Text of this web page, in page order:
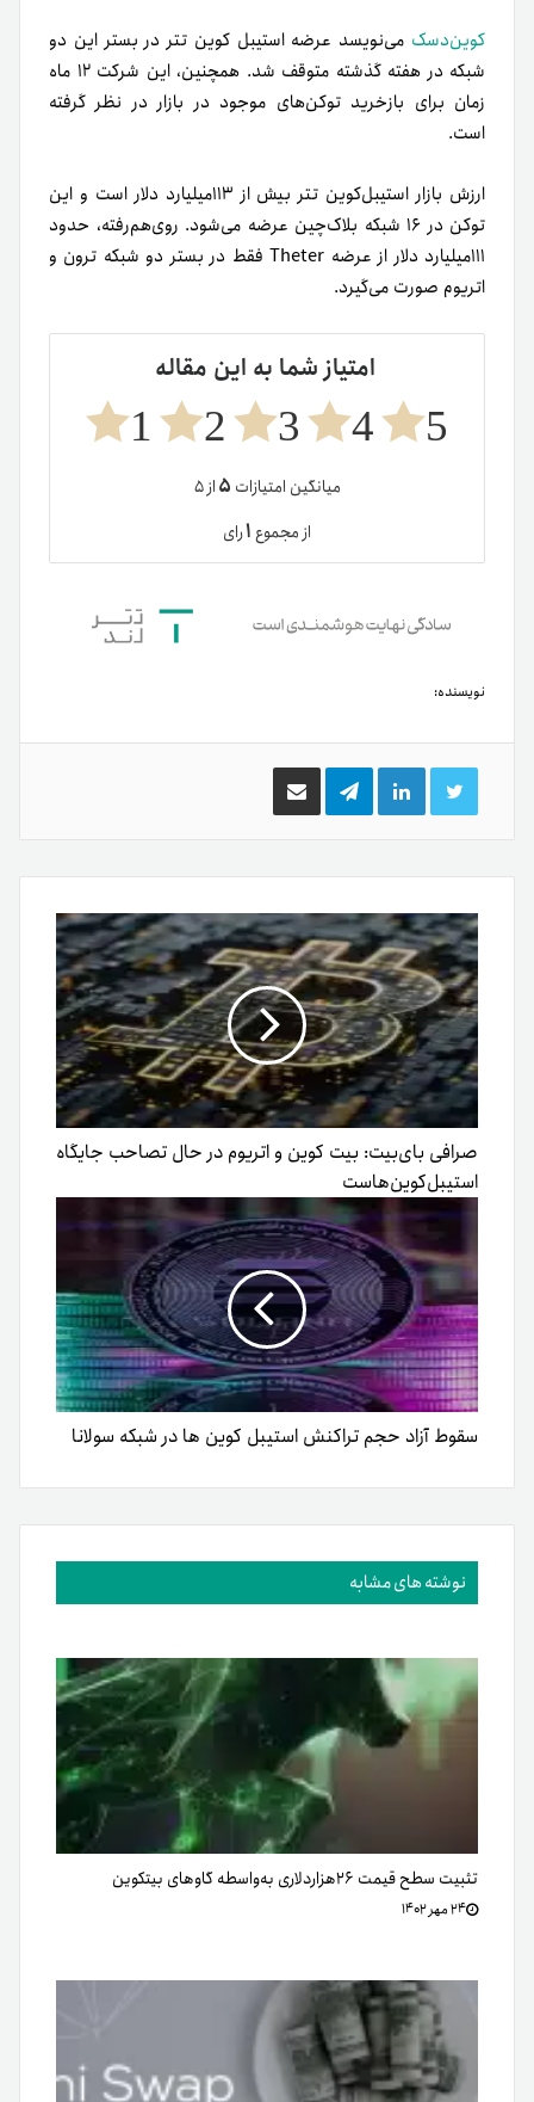
کوین‌دسک می‌نویسد عرضه استیبل کوین تتر در بستر این دو
شبکه در هفته گذشته متوقف شد. همچنین، این شرکت ۱۲ ماه
زمان برای بازخرید توکن‌های موجود در بازار در نظر گرفته
است.
ارزش بازار استیبل‌کوین تتر بیش از ۱۱۳میلیارد دلار است و این
توکن در ۱۶ شبکه بلاک‌چین عرضه می‌شود. روی‌هم‌رفته، حدود
۱۱۱میلیارد دلار از عرضه Theter فقط در بستر دو شبکه ترون و
اتریوم صورت می‌گیرد.
امتیاز شما به این مقاله
5
4
3
2
1
میانگین امتیازات ۵از ۵
از مجموع۱رای
نویسنده:
توییتر لینکدینتلگرام اشتراک
گذاری
ایمیل
صرافی بای‌بیت: بیت کوین و اتریوم در حال تصاحب جایگاه
استیبل‌کوین‌هاست
سقوط آزاد حجم تراکنش استیبل کوین ها در شبکه سولانا
نوشته های مشابه
تثبیت سطح قیمت ۲۶هزاردلاری به‌واسطه گاوهای بیتکوین
۲۴ مهر ۱۴۰۲